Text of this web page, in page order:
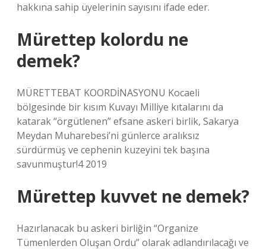
hakkına sahip üyelerinin sayısını ifade eder.
Mürettep kolordu ne
demek?
MÜRETTEBAT KOORDİNASYONU Kocaeli
bölgesinde bir kısım Kuvayı Milliye kıtalarını da
katarak “örgütlenen” efsane askeri birlik, Sakarya
Meydan Muharebesi’ni günlerce aralıksız
sürdürmüş ve cephenin kuzeyini tek başına
savunmuştur!4 2019
Mürettep kuvvet ne demek?
Hazırlanacak bu askeri birliğin “Organize
Tümenlerden Oluşan Ordu” olarak adlandırılacağı ve